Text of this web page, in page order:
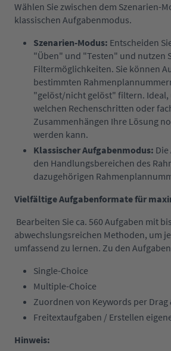
Wählen Sie zwischen dem Szenarien-
klassischen Aufgabenmodus.
Szenarien-Modus: Entscheiden
"Üben" und "Testen" und nutzen
Filtermöglichkeiten. Sie können
bestimmten
"gelöst/nicht gelöst" filtern. Ideal,
welchen Rechenschritten oder
Zusammenhängen Ihre Lösung
werden kann.
Klassischer Aufgabenmodus:
den Handlungsbereichen des
dazugehörigen
Vielfältige Aufgabenformate für
Bearbeiten Sie ca. 560 Aufgaben mit
abwechslungsreichen Methoden, um
umfassend zu lernen. Zu den
Single-Choice
Multiple-Choice
Zuordnen von Keywords per Drag
Freitextaufgaben / Erstellen
Hinweis: